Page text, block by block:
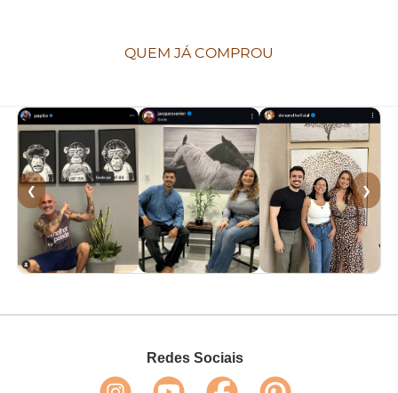
QUEM JÁ COMPROU
❮ ❯
Redes Sociais